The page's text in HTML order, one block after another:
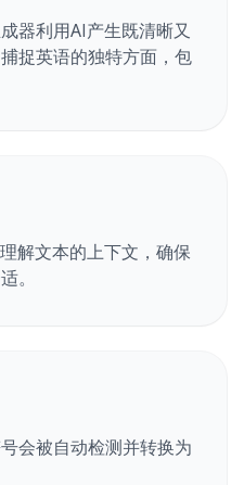
器利用AI产生既清晰又
捉英语的独特方面，包
解文本的上下文，确保
。
会被自动检测并转换为